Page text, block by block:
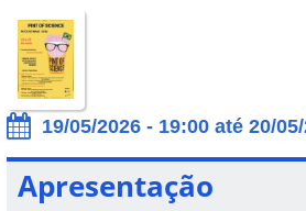
19/05/2026 - 19:00 até 20/
Apresentação